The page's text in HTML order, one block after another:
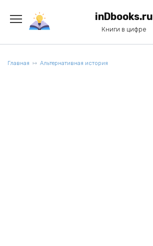
содержанию
inDbooks.ru
Книги в цифре
Главная Альтернативная история